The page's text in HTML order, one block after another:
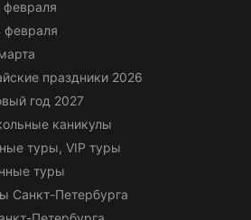
февраля
праздники 2026
год 2027
каникулы
туры, VIP туры
туры
Санкт-Петербурга